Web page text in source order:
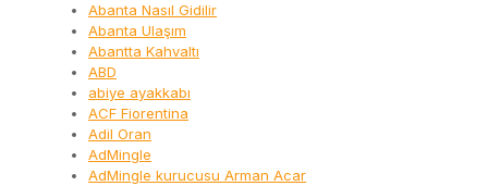
Abanta Nasıl Gidilir
Abanta Ulaşım
Abantta Kahvaltı
ABD
abiye ayakkabı
ACF Fiorentina
Adil Oran
AdMingle
AdMingle kurucusu Arman Acar